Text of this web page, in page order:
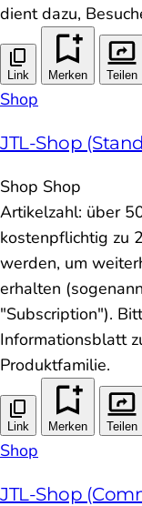
dient dazu,
Link Merken Teilen
Shop
JTL-Shop
Shop Shop
Artikelzahl: über
kostenpflichtig zu
werden, um
erhalten
"Subscription").
Informationsblatt
Produktfamilie.
Link Merken Teilen
Shop
JTL-Shop